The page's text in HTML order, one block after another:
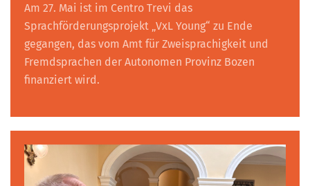
Am 27. Mai ist im Centro Trevi das
Sprachförderungsprojekt „VxL Young“ zu Ende
gegangen, das vom Amt für Zweisprachigkeit und
Fremdsprachen der Autonomen Provinz Bozen
finanziert wird.